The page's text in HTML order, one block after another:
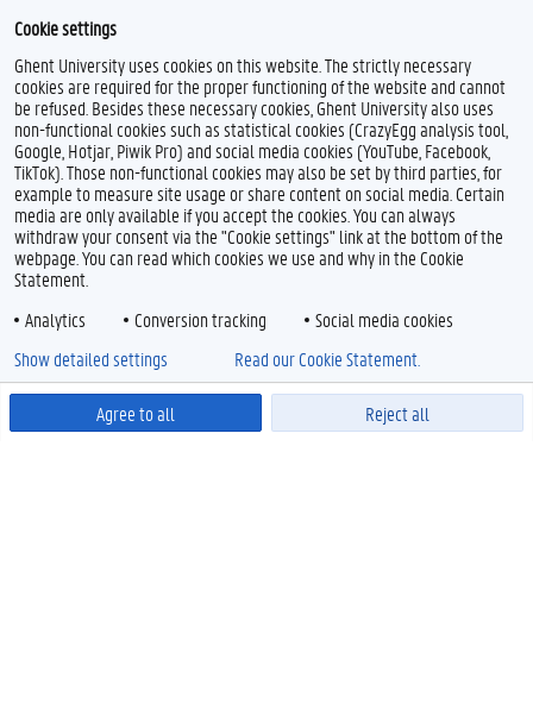
Cookie settings
Ghent University uses cookies on this website. The strictly necessary
cookies are required for the proper functioning of the website and cannot
be refused. Besides these necessary cookies, Ghent University also uses
non-functional cookies such as statistical cookies (CrazyEgg analysis tool,
Google, Hotjar, Piwik Pro) and social media cookies (YouTube, Facebook,
TikTok). Those non-functional cookies may also be set by third parties, for
example to measure site usage or share content on social media. Certain
media are only available if you accept the cookies. You can always
withdraw your consent via the "Cookie settings" link at the bottom of the
webpage. You can read which cookies we use and why in the Cookie
Statement.
Analytics
Conversion tracking Social media cookies
Agree to all Reject all
Show detailed settings Read our Cookie Statement.